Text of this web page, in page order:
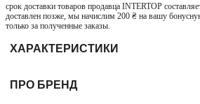
срок доставки товаров продавца INTERTOP
доставлен позже, мы начислим 200 ₴ на вашу
только за полученные заказы.
ХАРАКТЕРИСТИКИ
ПРО БРЕНД